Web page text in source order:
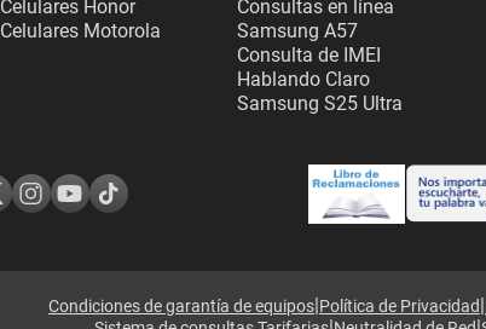
Celulares Honor
Celulares Motorola
Consultas en línea
Samsung A57
Consulta de IMEI
Hablando Claro
Samsung S25 Ultra
Condiciones de garantía de equipos|Política de Privacidad|